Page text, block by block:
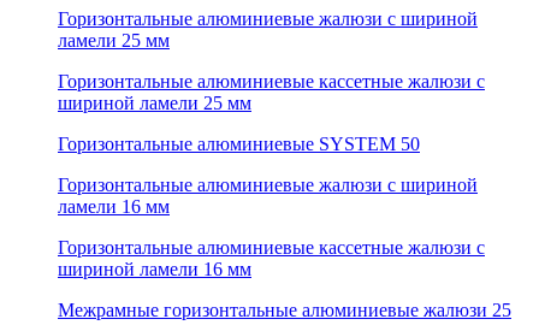
Горизонтальные алюминиевые жалюзи с шириной
ламели 25 мм
Горизонтальные алюминиевые кассетные жалюзи с
шириной ламели 25 мм
Горизонтальные алюминиевые SYSTEM 50
Горизонтальные алюминиевые жалюзи с шириной
ламели 16 мм
Горизонтальные алюминиевые кассетные жалюзи с
шириной ламели 16 мм
Межрамные горизонтальные алюминиевые жалюзи 25